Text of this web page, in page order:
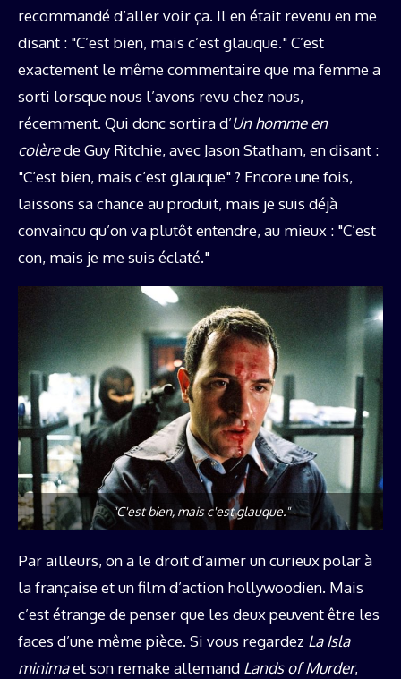
recommandé d’aller voir ça. Il en était revenu en me
disant : "C’est bien, mais c’est glauque." C’est
exactement le même commentaire que ma femme a
sorti lorsque nous l’avons revu chez nous,
récemment. Qui donc sortira d’Un homme en
colèrede Guy Ritchie, avec Jason Statham, en disant :
"C’est bien, mais c’est glauque" ? Encore une fois,
laissons sa chance au produit, mais je suis déjà
convaincu qu’on va plutôt entendre, au mieux : "C’est
con, mais je me suis éclaté."
"C'est bien, mais c'est glauque."
Par ailleurs, on a le droit d’aimer un curieux polar à
la française et un film d’action hollywoodien. Mais
c’est étrange de penser que les deux peuvent être les
faces d’une même pièce. Si vous regardez La Isla
minimaet son remake allemand Lands of Murder,